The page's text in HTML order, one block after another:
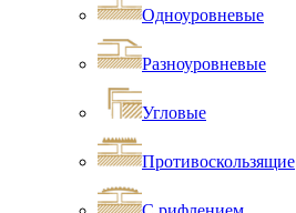
Одноуровневые
Разноуровневые
Угловые
Противоскользящие